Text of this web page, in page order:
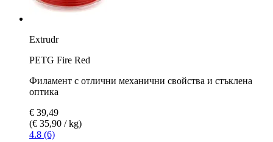
Extrudr
PETG Fire Red
Филамент с отлични механични свойства и стъклена
оптика
€ 39,49
(€ 35,90 / kg)
4.8 (6)